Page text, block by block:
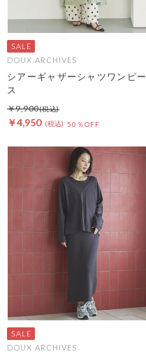
DOUX ARCHIVES
シアーギャザーシャツワンピー
ス
￥4,950 50％OFF
￥9,900
DOUX ARCHIVES